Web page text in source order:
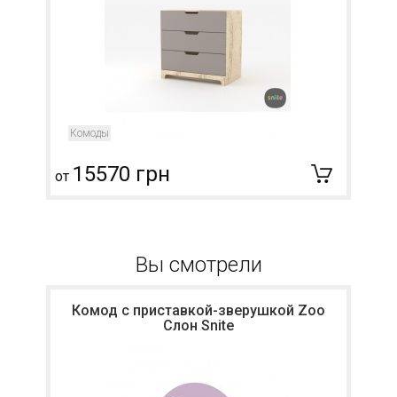
Комоды
от 15570 грн
Вы смотрели
Комод с приставкой-зверушкой Zoo
Слон Snite